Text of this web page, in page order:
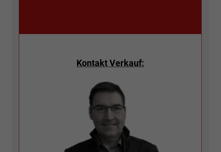
Kontakt Verkauf: